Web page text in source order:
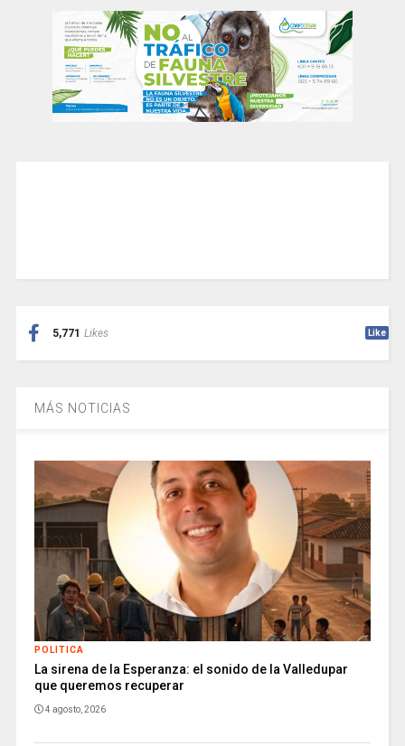
5,771 Likes Like
MÁS NOTICIAS
POLITICA
La sirena de la Esperanza: el sonido de la Valledupar
que queremos recuperar
4 agosto, 2026